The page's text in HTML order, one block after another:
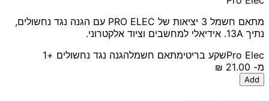
מתאם חשמל 3 יציאות של PRO ELEC עם הגנה נגד נחשולים,
נתיך 13A. אידיאלי למחשבים וציוד אלקטרוני.
Pro Elecשקע בריטימתאם חשמלהגנה נגד נחשולים +1
מ-
Add